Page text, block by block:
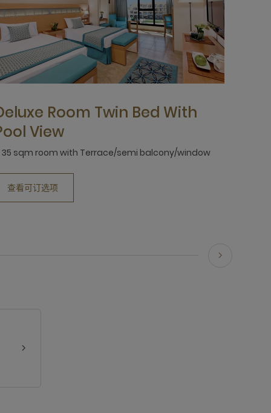
Room Twin Bed With
View
35 sqm room with Terrace/semi balcony/window
查看可订选项